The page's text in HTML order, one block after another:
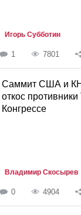
Игорь Субботин
1 7801
Саммит США и
откос
Конгрессе
Владимир Скосырев
0 4904